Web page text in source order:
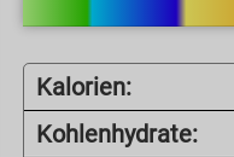
Kalorien:
Kohlenhydrate: